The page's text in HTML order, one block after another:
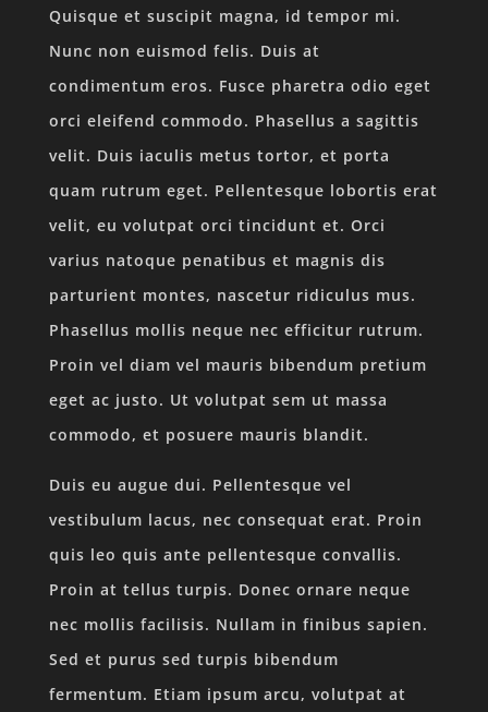
Quisque et suscipit magna, id tempor mi.
Nunc non euismod felis. Duis at
condimentum eros. Fusce pharetra odio eget
orci eleifend commodo. Phasellus a sagittis
velit. Duis iaculis metus tortor, et porta
quam rutrum eget. Pellentesque lobortis erat
velit, eu volutpat orci tincidunt et. Orci
varius natoque penatibus et magnis dis
parturient montes, nascetur ridiculus mus.
Phasellus mollis neque nec efficitur rutrum.
Proin vel diam vel mauris bibendum pretium
eget ac justo. Ut volutpat sem ut massa
commodo, et posuere mauris blandit.
Duis eu augue dui. Pellentesque vel
vestibulum lacus, nec consequat erat. Proin
quis leo quis ante pellentesque convallis.
Proin at tellus turpis. Donec ornare neque
nec mollis facilisis. Nullam in finibus sapien.
Sed et purus sed turpis bibendum
fermentum. Etiam ipsum arcu, volutpat at